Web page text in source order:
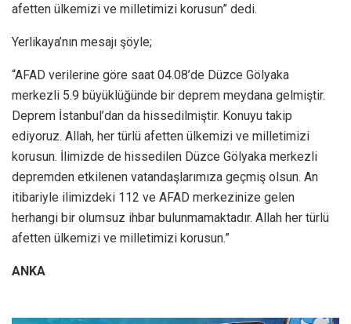
afetten ülkemizi ve milletimizi korusun” dedi.
Yerlikaya’nın mesajı şöyle;
“AFAD verilerine göre saat 04.08’de Düzce Gölyaka
merkezli 5.9 büyüklüğünde bir deprem meydana gelmiştir.
Deprem İstanbul’dan da hissedilmiştir. Konuyu takip
ediyoruz. Allah, her türlü afetten ülkemizi ve milletimizi
korusun. İlimizde de hissedilen Düzce Gölyaka merkezli
depremden etkilenen vatandaşlarımıza geçmiş olsun. An
itibariyle ilimizdeki 112 ve AFAD merkezinize gelen
herhangi bir olumsuz ihbar bulunmamaktadır. Allah her türlü
afetten ülkemizi ve milletimizi korusun.”
ANKA